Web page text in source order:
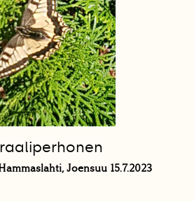
Joensuu 15.7.2023